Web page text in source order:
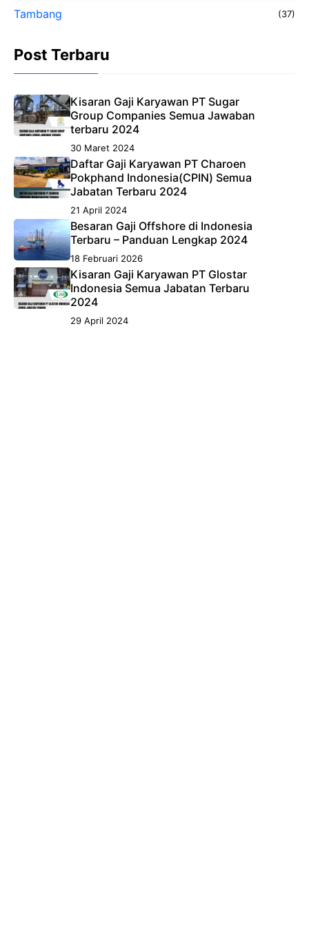
Tambang (37)
Post Terbaru
Kisaran Gaji Karyawan PT Sugar
Group Companies Semua Jawaban
terbaru 2024
30 Maret 2024
Daftar Gaji Karyawan PT Charoen
Pokphand Indonesia(CPIN) Semua
Jabatan Terbaru 2024
21 April 2024
Besaran Gaji Offshore di Indonesia
Terbaru – Panduan Lengkap 2024
18 Februari 2026
Kisaran Gaji Karyawan PT Glostar
Indonesia Semua Jabatan Terbaru
2024
29 April 2024